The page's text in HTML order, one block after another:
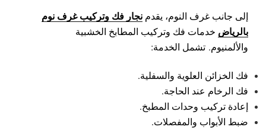
إلى جانب غرف النوم، يقدم نجار فك وتركيب غرف نوم
بالرياض خدمات فك وتركيب المطابخ الخشبية
والألمنيوم. تشمل الخدمة:
فك الخزائن العلوية والسفلية.
فك الرخام عند الحاجة.
إعادة تركيب وحدات المطبخ.
ضبط الأبواب والمفصلات.